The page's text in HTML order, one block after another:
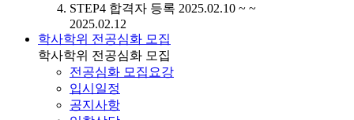
STEP4 합격자 등록 2025.02.10 ~ ~
2025.02.12
학사학위 전공심화 모집
학사학위 전공심화 모집
전공심화 모집요강
입시일정
공지사항